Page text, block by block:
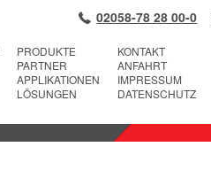
02058-78 28 00-0
PRODUKTE
PARTNER
APPLIKATIONEN
LÖSUNGEN
KONTAKT
ANFAHRT
IMPRESSUM
DATENSCHUTZ